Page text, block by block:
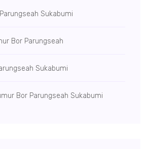
Sukabumi
Bor Parungseah
Sukabumi
Bor Parungseah Sukabumi